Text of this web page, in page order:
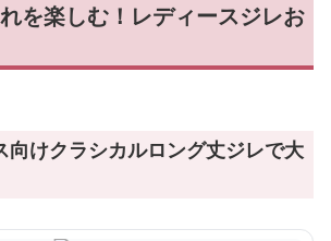
を楽しむ！レディースジレお
向けクラシカルロング丈ジレで大